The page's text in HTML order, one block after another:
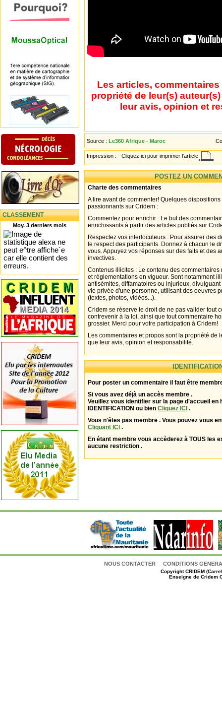
CLASSEMENT
Moy. 3 derniers mois
Les articles,
propriété de leur(s)
leur avis, opinion et
Source : Le360 Afrique - Maroc
Impression : Cliquez ici pour imprimer l'article
POSTEZ UN
Charte des commentaires
A lire avant de commenter! Quelques
passionnants sur Cridem :
Commentez pour enrichir : Le but des
enrichissants à partir des articles publiés sur
Respectez vos interlocuteurs : Pour assurer des
le respect des participants. Donnez à chacun le
vous. Appuyez vos réponses sur des faits et des
invectives.
Contenus illicites : Le contenu des
et réglementations en vigueur. Sont notamment
antisémites, diffamatoires ou injurieux,
vie privée d'une personne, utilisant des oeuvres
(textes, photos, vidéos...).
Cridem se réserve le droit de ne pas valider tout
contrevenir à la loi, ainsi que tout commentaire
grossier. Merci pour votre participation à Cridem!
Les commentaires et propos sont la propriété de
que leur avis, opinion et responsabilité.
Pour poster un commentaire il faut être
Si vous avez déjà un accès membre .
Veuillez vous identifier sur la page d'accueil en
IDENTIFICATION ou bien Cliquez ICI .
Vous n'êtes pas membre . Vous pouvez vous
Cliquant ICI .
En étant membre vous accèderez à TOUS les
aucune restriction .
NOUS CONTACTER CONDITIONS
CopyrightCRIDEM
Enseigne de Cridem